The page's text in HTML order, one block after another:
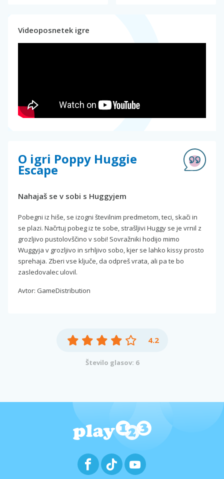
Videoposnetek igre
O igri Poppy Huggie
Escape
Nahajaš se v sobi s Huggyjem
Pobegni iz hiše, se izogni številnim predmetom, teci, skači in
se plazi. Načrtuj pobeg iz te sobe, strašljivi Huggy se je vrnil z
grozljivo pustolovščino v sobi! Sovražniki hodijo mimo
Wuggyja v grozljivo in srhljivo sobo, kjer se lahko kissy prosto
sprehaja. Zberi vse ključe, da odpreš vrata, ali pa te bo
zasledovalec ulovil.
Avtor: GameDistribution
4.2
Število glasov: 6